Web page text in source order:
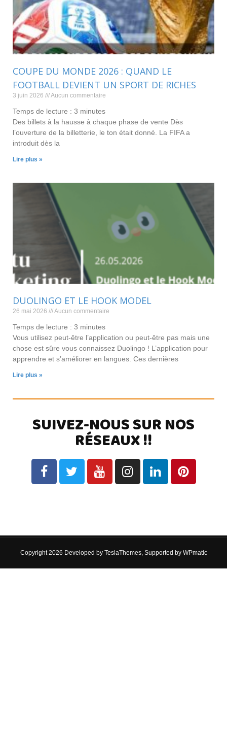
COUPE DU MONDE 2026 : QUAND LE
FOOTBALL DEVIENT UN SPORT DE RICHES
3 juin 2026 Aucun commentaire
Temps de lecture : 3 minutes
Des billets à la hausse à chaque phase de vente Dès
l’ouverture de la billetterie, le ton était donné. La FIFA a
introduit dès la
Lire plus »
DUOLINGO ET LE HOOK MODEL
26 mai 2026 Aucun commentaire
Temps de lecture : 3 minutes
Vous utilisez peut-être l’application ou peut-être pas mais une
chose est sûre vous connaissez Duolingo ! L’application pour
apprendre et s’améliorer en langues. Ces dernières
Lire plus »
SUIVEZ-NOUS SUR NOS
RÉSEAUX !!
Copyright 2026 Developed by TeslaThemes, Supported by WPmatic